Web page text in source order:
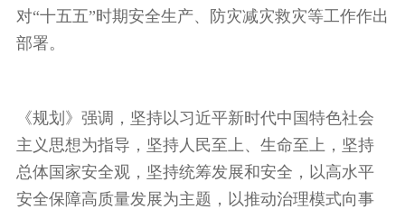
对“十五五”时期安全生产、防灾减灾救灾等工作作出
部署。
《规划》强调，坚持以习近平新时代中国特色社会
主义思想为指导，坚持人民至上、生命至上，坚持
总体国家安全观，坚持统筹发展和安全，以高水平
安全保障高质量发展为主题，以推动治理模式向事